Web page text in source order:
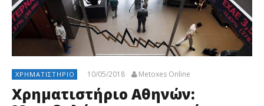
ΧΡΗΜΑΤΙΣΤΉΡΙΟ 10/05/2018 Metoxes Online
Χρηματιστήριο Αθηνών: